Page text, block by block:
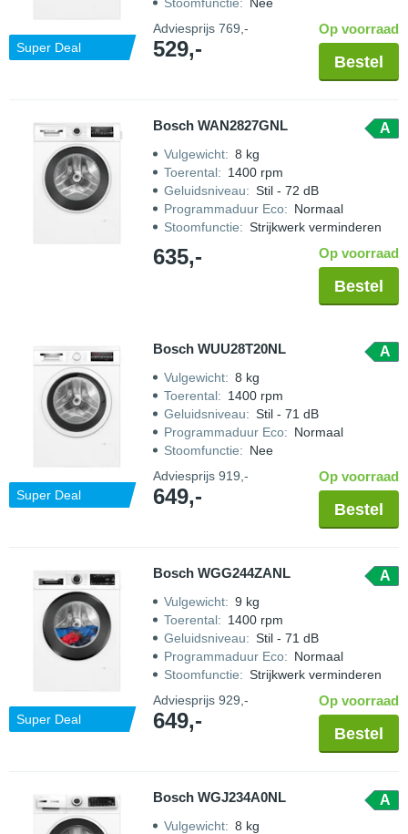
Super Deal
Adviesprijs 769,-
529,-
Op voorraad
Bestel
Bosch WAN2827GNL A
Vulgewicht: 8 kg
Toerental: 1400 rpm
Geluidsniveau: Stil - 72 dB
Programmaduur Eco: Normaal
Stoomfunctie: Strijkwerk verminderen
635,- Op voorraad
Bestel
Super Deal
Bosch WUU28T20NL A
Vulgewicht: 8 kg
Toerental: 1400 rpm
Geluidsniveau: Stil - 71 dB
Programmaduur Eco: Normaal
Stoomfunctie: Nee
Adviesprijs 919,-
649,-
Op voorraad
Bestel
Super Deal
Bosch WGG244ZANL A
Vulgewicht: 9 kg
Toerental: 1400 rpm
Geluidsniveau: Stil - 71 dB
Programmaduur Eco: Normaal
Stoomfunctie: Strijkwerk verminderen
Adviesprijs 929,-
649,-
Op voorraad
Bestel
Bosch WGJ234A0NL A
Vulgewicht: 8 kg